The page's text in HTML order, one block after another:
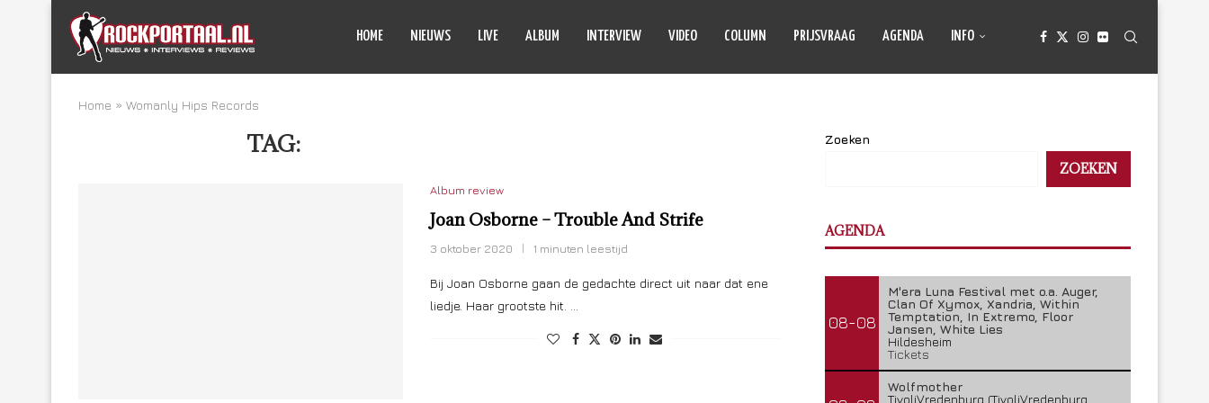
HOME NIEUWS LIVE ALBUM INTERVIEW VIDEO COLUMN PRIJSVRAAG AGENDA INFO
Home » Womanly Hips Records
TAG:
Album review
Joan Osborne – Trouble And Strife
3 oktober 2020 1 minuten leestijd
Bij Joan Osborne gaan de gedachte direct uit naar dat ene
liedje. Haar grootste hit. …
Zoeken
ZOEKEN
AGENDA
08-08
M'era Luna Festival met o.a. Auger,
Clan Of Xymox, Xandria, Within
Temptation, In Extremo, Floor
Jansen, White Lies
Hildesheim
Tickets
Wolfmother
TivoliVredenburg (TivoliVredenburg